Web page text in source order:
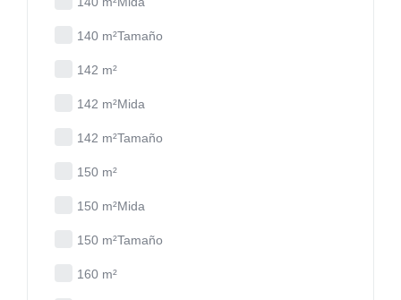
140 m²Tamaño
142 m²
142 m²Mida
142 m²Tamaño
150 m²
150 m²Mida
150 m²Tamaño
160 m²